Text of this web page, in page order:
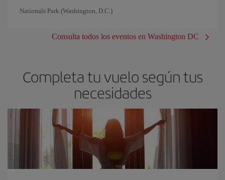
Nationals Park (Washington, D.C.)
Consulta todos los eventos en Washington DC
Completa tu vuelo según tus
necesidades